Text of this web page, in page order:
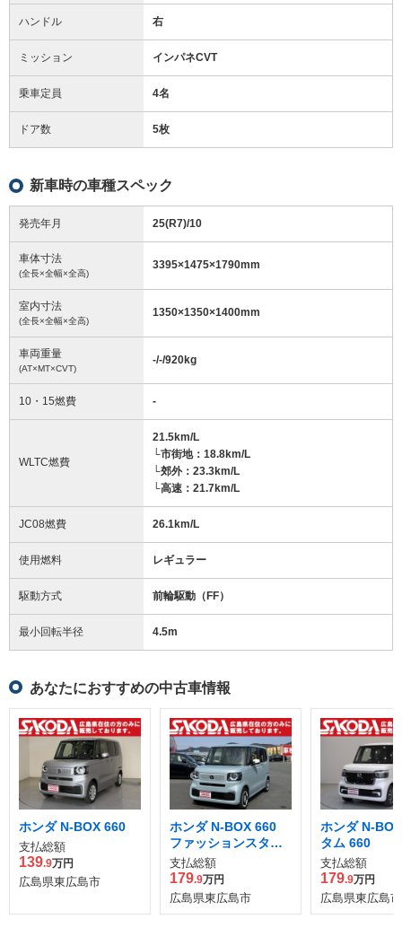
ハンドル 右
ミッション インパネCVT
乗車定員 4名
ドア数 5枚
新車時の車種スペック
発売年月 25(R7)/10
車体寸法
(全長×全幅×全高)
3395×1475×1790mm
室内寸法
(全長×全幅×全高)
1350×1350×1400mm
車両重量
(AT×MT×CVT)
-/-/920kg
10・15燃費 -
WLTC燃費
21.5km/L
└市街地：18.8km/L
└郊外：23.3km/L
└高速：21.7km/L
JC08燃費 26.1km/L
使用燃料 レギュラー
駆動方式 前輪駆動（FF）
最小回転半径 4.5m
あなたにおすすめの中古車情報
ホンダ N-BOX 660
支払総額
139.9万円
広島県東広島市
ホンダ N-BOX 660
ファッションスタイ
ル モノトーン
支払総額
179.9万円
広島県東広島市
ホンダ N-
タム 660
支払総額
179.9万円
広島県東広島市